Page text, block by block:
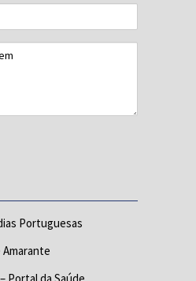
Portuguesas
Amarante